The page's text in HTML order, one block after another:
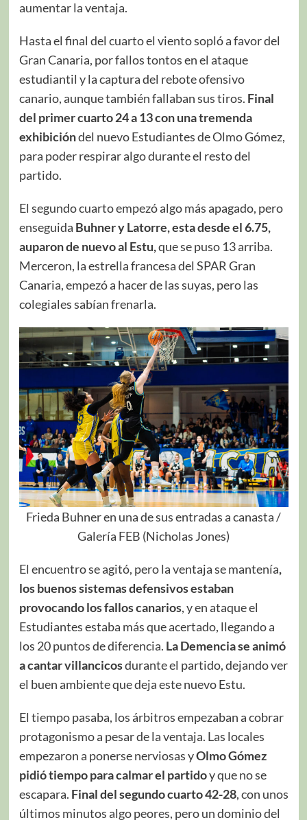
aumentar la ventaja.
Hasta el final del cuarto el viento sopló a favor del
Gran Canaria, por fallos tontos en el ataque
estudiantil y la captura del rebote ofensivo
canario, aunque también fallaban sus tiros. Final
del primer cuarto 24 a 13 con una tremenda
exhibicióndel nuevo Estudiantes de Olmo Gómez,
para poder respirar algo durante el resto del
partido.
El segundo cuarto empezó algo más apagado, pero
enseguida Buhner y Latorre, esta desde el 6.75,
auparon de nuevo al Estu,que se puso 13 arriba.
Merceron, la estrella francesa del SPAR Gran
Canaria, empezó a hacer de las suyas, pero las
colegiales sabían frenarla.
Frieda Buhner en una de sus entradas a canasta /
Galería FEB (Nicholas Jones)
El encuentro se agitó, pero la ventaja se mantenía,
los buenos sistemas defensivos estaban
provocando los fallos canarios, y en ataque el
Estudiantes estaba más que acertado, llegando a
los 20 puntos de diferencia. La Demencia se animó
a cantar villancicosdurante el partido, dejando ver
el buen ambiente que deja este nuevo Estu.
El tiempo pasaba, los árbitros empezaban a cobrar
protagonismo a pesar de la ventaja. Las locales
empezaron a ponerse nerviosas yOlmo Gómez
pidió tiempo para calmar el partidoy que no se
escapara. Final del segundo cuarto 42-28, con unos
últimos minutos algo peores, pero un dominio del